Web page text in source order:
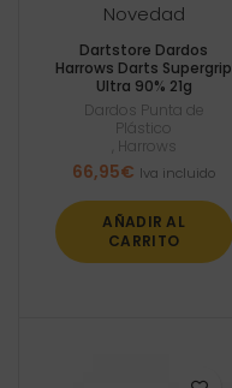
Novedad
Dartstore Dardos
Harrows Darts Supergrip
Ultra 90% 21g
Dardos Punta de
Plástico
Harrows
66,95€ Iva incluido
AÑADIR AL
CARRITO